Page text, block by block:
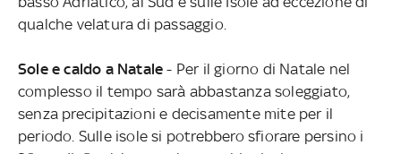
qualche velatura di passaggio.
Sole e caldo a Natale - Per il giorno di Natale nel
complesso il tempo sarà abbastanza soleggiato,
senza precipitazioni e decisamente mite per il
periodo. Sulle isole si potrebbero sfiorare persino i